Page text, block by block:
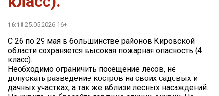
16:10 25.05.2026 16+
С 26 по 29 мая в большинстве районов Кировской
области сохраняется высокая пожарная опасность (4
класс).
Необходимо ограничить посещение лесов, не
допускать разведение костров на своих садовых и
дачных участках, а так же вблизи лесных насаждений.